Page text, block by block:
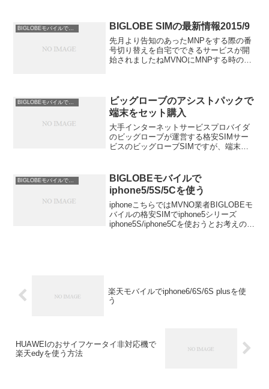
SIMカードを提...
BIGLOBEモバイルでスマホを安く使う BIGLOBE SIMの最新情報2015/9
先月より告知のあったMNPをする際の番
号切り替えを自宅でできるサービスが開
始されましたねMVNOにMNPする時の最
と思います。それが...
BIGLOBEモバイルでスマホを安く使う
ビッグローブのアシストパックで
端末をセット購入
大手インターネットサービスプロバイダ
のビッグローブが運営する格安SIMサー
ビスのビッグローブSIMですが、端末セ
は、ドコモなどの端末代を割引してくれ
る月々サポートのような...
BIGLOBEモバイルでスマホを安く使う
BIGLOBEモバイルで
iphone5/5S/5Cを使う
iphoneこちらではMVNO業者BIGLOBEモ
バイルの格安SIMでiphone5シリーズ
iphone5S/iphone5Cを使おうとお考えの方
楽天モバイルでiphone6/6S/6S plusを使
う
HUAWEIのおサイフケータイ非対応機で
楽天edyを使う方法